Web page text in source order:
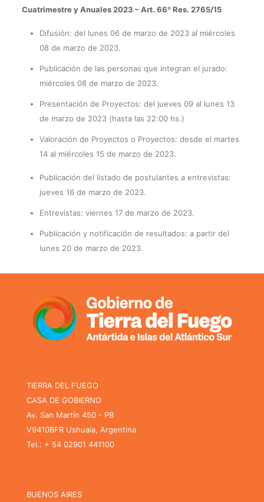
Cuatrimestre y Anuales 2023 – Art. 66º Res. 2765/15
Difusión: del lunes 06 de marzo de 2023 al miércoles
08 de marzo de 2023.
Publicación de las personas que integran el jurado:
miércoles 08 de marzo de 2023.
Presentación de Proyectos: del jueves 09 al lunes 13
de marzo de 2023 (hasta las 22:00 hs.)
Valoración de Proyectos o Proyectos: desde el martes
14 al miércoles 15 de marzo de 2023.
Publicación del listado de postulantes a entrevistas:
jueves 16 de marzo de 2023.
Entrevistas: viernes 17 de marzo de 2023.
Publicación y notificación de resultados: a partir del
lunes 20 de marzo de 2023.
TIERRA DEL FUEGO
CASA DE GOBIERNO
Av. San Martín 450 - PB
V9410BFR Ushuaia, Argentina
Tel.: + 54 02901 441100
BUENOS AIRES